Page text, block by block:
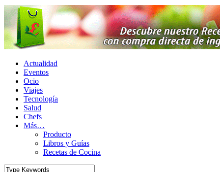
Actualidad
Eventos
Ocio
Viajes
Tecnología
Salud
Chefs
Más…
Producto
Libros y Guías
Recetas de Cocina